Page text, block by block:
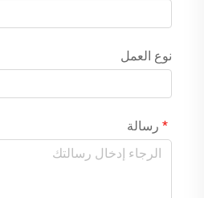
نوع العمل
رسالة